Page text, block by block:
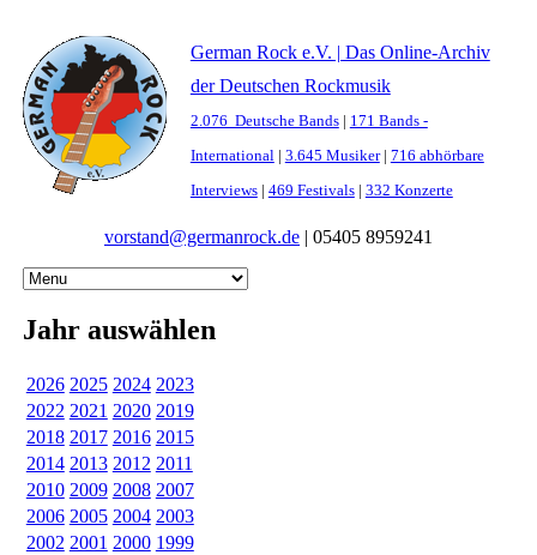
German Rock e.V. | Das Online-Archiv
der Deutschen Rockmusik
2.076 Deutsche Bands| 171 Bands -
International| 3.645 Musiker| 716 abhörbare
Interviews| 469 Festivals| 332 Konzerte
vorstand@germanrock.de| 05405 8959241
Jahr auswählen
2026 2025 2024 2023
2022 2021 2020 2019
2018 2017 2016 2015
2014 2013 2012 2011
2010 2009 2008 2007
2006 2005 2004 2003
2002 2001 2000 1999